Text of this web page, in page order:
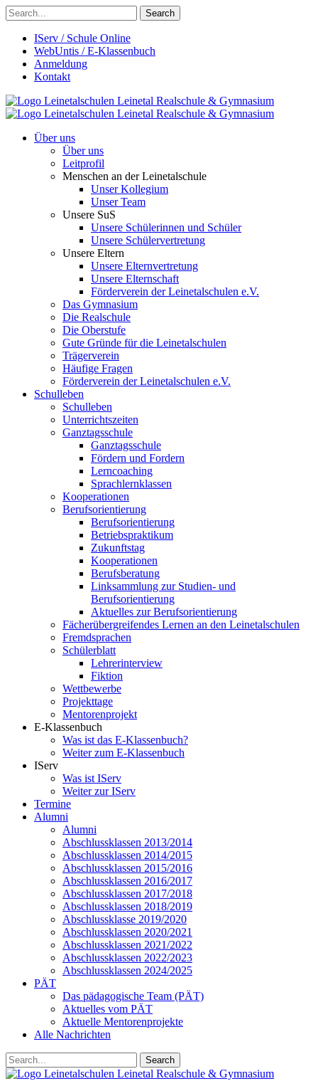
Search
IServ / Schule Online
WebUntis / E-Klassenbuch
Anmeldung
Kontakt
Leinetalschulen Leinetal Realschule & Gymnasium
Leinetalschulen Leinetal Realschule & Gymnasium
Über uns
Über uns
Leitprofil
Menschen an der Leinetalschule
Unser Kollegium
Unser Team
Unsere SuS
Unsere Schülerinnen und Schüler
Unsere Schülervertretung
Unsere Eltern
Unsere Elternvertretung
Unsere Elternschaft
Förderverein der Leinetalschulen e.V.
Das Gymnasium
Die Realschule
Die Oberstufe
Gute Gründe für die Leinetalschulen
Trägerverein
Häufige Fragen
Förderverein der Leinetalschulen e.V.
Schulleben
Schulleben
Unterrichtszeiten
Ganztagsschule
Ganztagsschule
Fördern und Fordern
Lerncoaching
Sprachlernklassen
Kooperationen
Berufsorientierung
Berufsorientierung
Betriebspraktikum
Zukunftstag
Kooperationen
Berufsberatung
Linksammlung zur Studien- und
Berufsorientierung
Aktuelles zur Berufsorientierung
Fächerübergreifendes Lernen an den Leinetalschulen
Fremdsprachen
Schülerblatt
Lehrerinterview
Fiktion
Wettbewerbe
Projekttage
Mentorenprojekt
E-Klassenbuch
Was ist das E-Klassenbuch?
Weiter zum E-Klassenbuch
IServ
Was ist IServ
Weiter zur IServ
Termine
Alumni
Alumni
Abschlussklassen 2013/2014
Abschlussklassen 2014/2015
Abschlussklassen 2015/2016
Abschlussklassen 2016/2017
Abschlussklassen 2017/2018
Abschlussklassen 2018/2019
Abschlussklasse 2019/2020
Abschlussklassen 2020/2021
Abschlussklassen 2021/2022
Abschlussklassen 2022/2023
Abschlussklassen 2024/2025
PÄT
Das pädagogische Team (PÄT)
Aktuelles vom PÄT
Aktuelle Mentorenprojekte
Alle Nachrichten
Search
Leinetalschulen Leinetal Realschule & Gymnasium